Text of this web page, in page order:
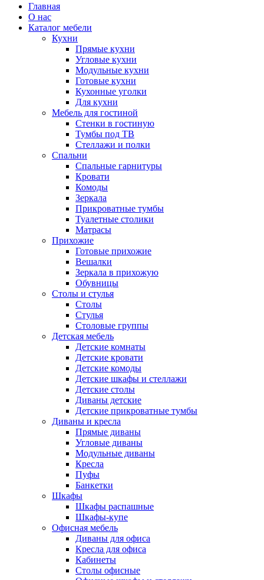
Главная
О нас
Каталог мебели
Кухни
Прямые кухни
Угловые кухни
Модульные кухни
Готовые кухни
Кухонные уголки
Для кухни
Мебель для гостиной
Стенки в гостиную
Тумбы под ТВ
Стеллажи и полки
Спальни
Спальные гарнитуры
Кровати
Комоды
Зеркала
Прикроватные тумбы
Туалетные столики
Матрасы
Прихожие
Готовые прихожие
Вешалки
Зеркала в прихожую
Обувницы
Столы и стулья
Столы
Стулья
Столовые группы
Детская мебель
Детские комнаты
Детские кровати
Детские комоды
Детские шкафы и стеллажи
Детские столы
Диваны детские
Детские прикроватные тумбы
Диваны и кресла
Прямые диваны
Угловые диваны
Модульные диваны
Кресла
Пуфы
Банкетки
Шкафы
Шкафы распашные
Шкафы-купе
Офисная мебель
Диваны для офиса
Кресла для офиса
Кабинеты
Столы офисные